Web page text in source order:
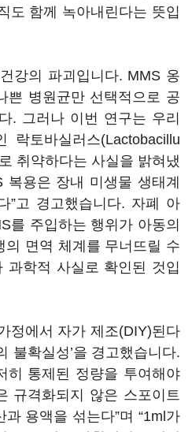
도 함께 녹아내린다는 뜻입
강의 파괴입니다. MMS 옹
쁜 병원균만 선택적으로 공
. 그러나 이번 연구는 우리
락토바실러스(Lactobacillu
취약하다는 사실을 밝혀냈
복용은 장내 미생물 생태계
”고 경고했습니다. 자폐 아
를 주입하는 행위가 아동의
의 면역 체계를 무너뜨릴 수
과학적 사실로 확인된 것입
정에서 자가 제조(DIY)된다
불확실성’을 경고했습니다.
히 통제된 정량을 투여해야
규격화되지 않은 스포이트
용액을 섞는다”며 “1ml가